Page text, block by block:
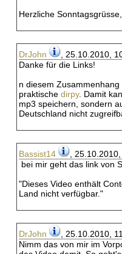
Herzliche
DrJohn
, 25.10.2010,
Danke für die Links!
n diesem
praktische dirpy. Damit
mp3 speichern, sondern
Deutschland nicht
Bassist14
,
bei mir geht das link von
"Dieses Video enthält
Land nicht verfügbar."
DrJohn
, 25.10.2010,
Nimm das von mir im